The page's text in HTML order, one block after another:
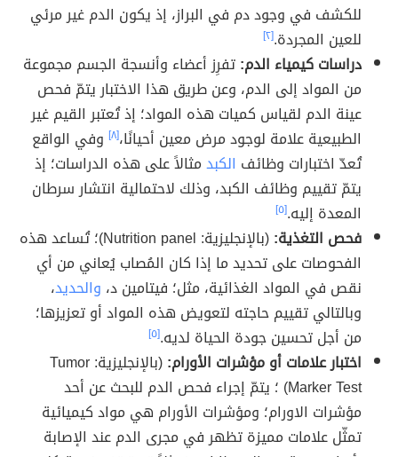
للكشف في وجود دم في البراز، إذ يكون الدم غير مرئي
للعين المجردة.[٢]
دراسات كيمياء الدم:تفرِز أعضاء وأنسجة الجسم مجموعة
من المواد إلى الدم، وعن طريق هذا الاختبار يتمّ فحص
عينة الدم لقياس كميات هذه المواد؛ إذ تُعتبر القيم غير
الطبيعية علامة لوجود مرض معين أحيانًا،[٨] وفي الواقع
تُعدّ اختبارات وظائف الكبدمثالاً على هذه الدراسات؛ إذ
يتمّ تقييم وظائف الكبد، وذلك لاحتمالية انتشار سرطان
المعدة إليه.[٥]
فحص التغذية:
(بالإنجليزية: Nutrition panel)؛ تُساعد هذه
الفحوصات على تحديد ما إذا كان المُصاب يُعاني من أي
نقص في المواد الغذائية، مثل؛ فيتامين د، والحديد،
وبالتالي تقييم حاجته لتعويض هذه المواد أو تعزيزها؛
من أجل تحسين جودة الحياة لديه.[٥]
اختبار علامات أو مؤشرات الأورام:
(بالإنجليزية: Tumor
Marker Test) ؛ يتمّ إجراء فحص الدم للبحث عن أحد
مؤشرات الاورام؛ ومؤشرات الأورام هي مواد كيميائية
تمثّل علامات مميزة تظهر في مجرى الدم عند الإصابة